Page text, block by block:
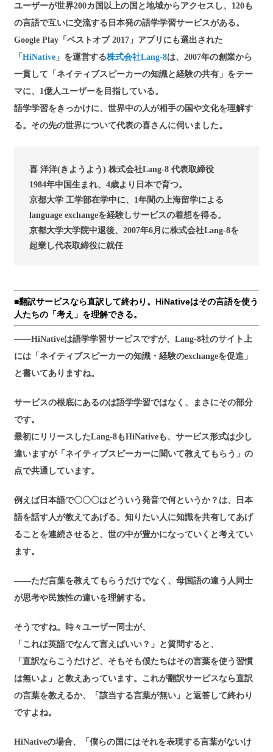
ユーザーが世界200カ国以上の国と地域からアクセスし、120も
の言語で互いに交流する日本発の語学学習サービスがある。
Google Play「ベストオブ 2017」アプリにも選出された
「HiNative 」を運営する株式会社Lang-8は、2007年の創業から
一貫して「ネイティブスピーカーの知識と経験の共有」をテー
マに、1億人ユーザーを目指している。
語学学習をきっかけに、世界中の人が相手の国や文化を理解す
る。その先の世界について代表の喜さんに伺いました。
喜 洋洋(きようよう) 株式会社Lang-8 代表取締役
1984年中国生まれ、4歳より日本で育つ。
京都大学 工学部在学中に、1年間の上海留学による
language exchangeを経験しサービスの着想を得る。
京都大学大学院中退後、2007年6月に株式会社Lang-8を
起業し代表取締役に就任
■翻訳サービスなら直訳して終わり。HiNativeはその言語を使う
人たちの「考え」を理解できる。
――HiNativeは語学学習サービスですが、Lang-8社のサイト上
には「ネイティブスピーカーの知識・経験のexchangeを促進」
と書いてありますね。
サービスの根底にあるのは語学学習ではなく、まさにその部分
です。
最初にリリースしたLang-8もHiNativeも、サービス形式は少し
違いますが「ネイティブスピーカーに聞いて教えてもらう」の
点で共通しています。
例えば日本語で〇〇〇はどういう発音で何というか？は、日本
語を話す人が教えてあげる。知りたい人に知識を共有してあげ
ることを連続させると、世の中が豊かになっていくと考えてい
ます。
――ただ言葉を教えてもらうだけでなく、母国語の違う人同士
が思考や民族性の違いを理解する。
そうですね。時々ユーザー同士が、
「これは英語でなんて言えばいい？」と質問すると、
「直訳ならこうだけど、そもそも僕たちはその言葉を使う習慣
は無いよ」と教えあっています。これが翻訳サービスなら直訳
の言葉を教えるか、「該当する言葉が無い」と返答して終わり
ですよね。
HiNativeの場合、「僕らの国にはそれを表現する言葉がないけ